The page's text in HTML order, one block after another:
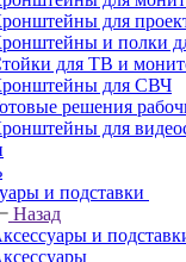
для
и полки
для ТВ и
для СВЧ
решения
для
и подставки
Назад
и